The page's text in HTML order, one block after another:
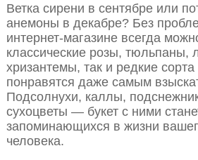
Ветка сирени в сентябре или
анемоны в декабре? Без
интернет-магазине всегда
классические розы, тюльпаны,
хризантемы, так и редкие
понравятся даже самым
Подсолнухи, каллы,
сухоцветы — букет с ними
запоминающихся в жизни
человека.